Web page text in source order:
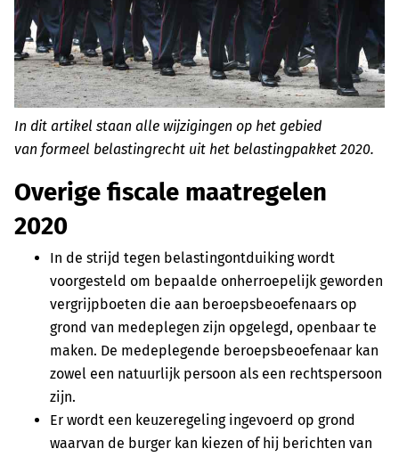
In dit artikel staan alle wijzigingen op het gebied
van formeel belastingrecht uit het belastingpakket 2020.
Overige fiscale maatregelen
2020
In de strijd tegen belastingontduiking wordt
voorgesteld om bepaalde onherroepelijk geworden
vergrijpboeten die aan beroepsbeoefenaars op
grond van medeplegen zijn opgelegd, openbaar te
maken. De medeplegende beroepsbeoefenaar kan
zowel een natuurlijk persoon als een rechtspersoon
zijn.
Er wordt een keuzeregeling ingevoerd op grond
waarvan de burger kan kiezen of hij berichten van